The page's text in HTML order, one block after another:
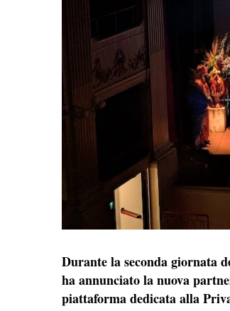
Durante la seconda giornata
ha annunciato la nuova
piattaforma dedicata alla